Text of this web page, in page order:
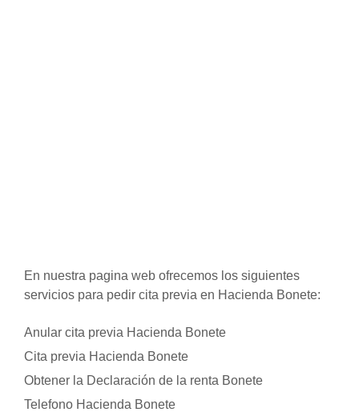
En nuestra pagina web ofrecemos los siguientes
servicios para pedir cita previa en Hacienda Bonete:
Anular cita previa Hacienda Bonete
Cita previa Hacienda Bonete
Obtener la Declaración de la renta Bonete
Telefono Hacienda Bonete